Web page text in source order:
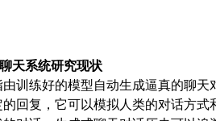
天系统研究现状
训练好的模型自动生成逼真的聊天
回复，它可以模拟人类的对话方式